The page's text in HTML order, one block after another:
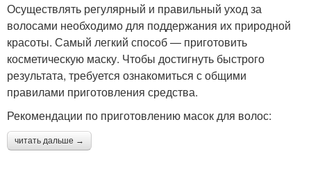
Осуществлять регулярный и правильный уход за
волосами необходимо для поддержания их природной
красоты. Самый легкий способ — приготовить
косметическую маску. Чтобы достигнуть быстрого
результата, требуется ознакомиться с общими
правилами приготовления средства.
Рекомендации по приготовлению масок для волос:
читать дальше →